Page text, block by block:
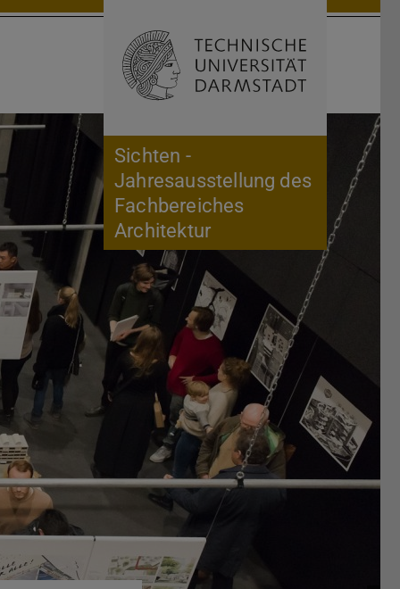
Sichten -
Jahresausstellung des
Fachbereiches
Architektur
Suche öffnen